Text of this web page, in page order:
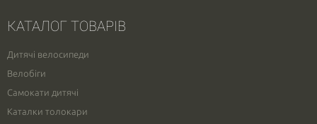
КАТАЛОГ ТОВАРІВ
Дитячі велосипеди
Велобіги
Самокати дитячі
Каталки толокари